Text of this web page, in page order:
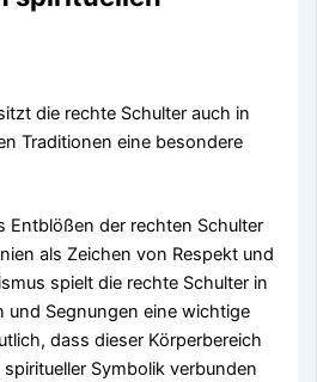
die rechte Schulter auch in
Traditionen eine besondere
Entblößen der rechten Schulter
als Zeichen von Respekt und
spielt die rechte Schulter in
und Segnungen eine wichtige
dass dieser Körperbereich
Symbolik verbunden